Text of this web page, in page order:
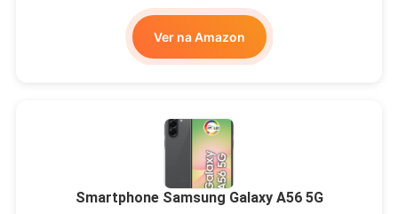
Ver na Amazon
Smartphone Samsung Galaxy A56 5G